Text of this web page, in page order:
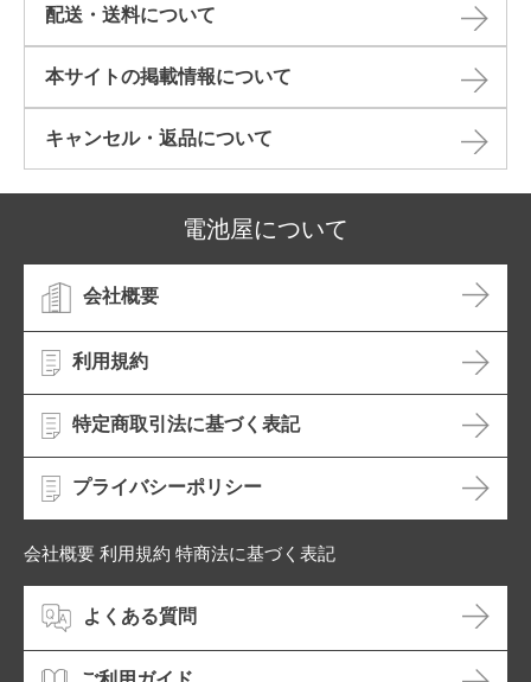
配送・送料について
本サイトの掲載情報について​
キャンセル・返品について​
電池屋について
会社概要
利用規約
特定商取引法に基づく表記
プライバシーポリシー
会社概要 利用規約 特商法に基づく表記
よくある質問